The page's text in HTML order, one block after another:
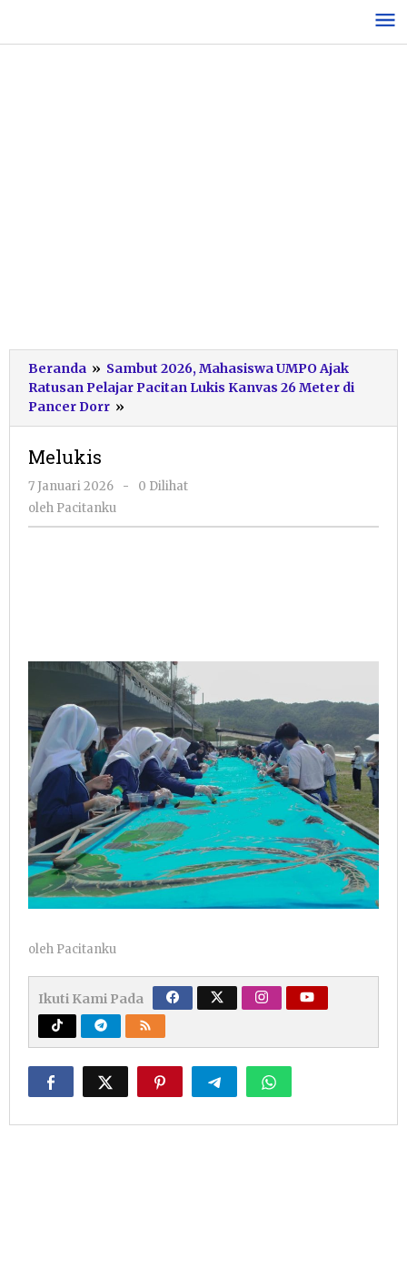
konten
Beranda » Sambut 2026, Mahasiswa UMPO Ajak
Ratusan Pelajar Pacitan Lukis Kanvas 26 Meter di
Pancer Dorr »
Melukis
7 Januari 2026
oleh
-
0 Dilihat
oleh Pacitanku
oleh Pacitanku
Ikuti Kami Pada